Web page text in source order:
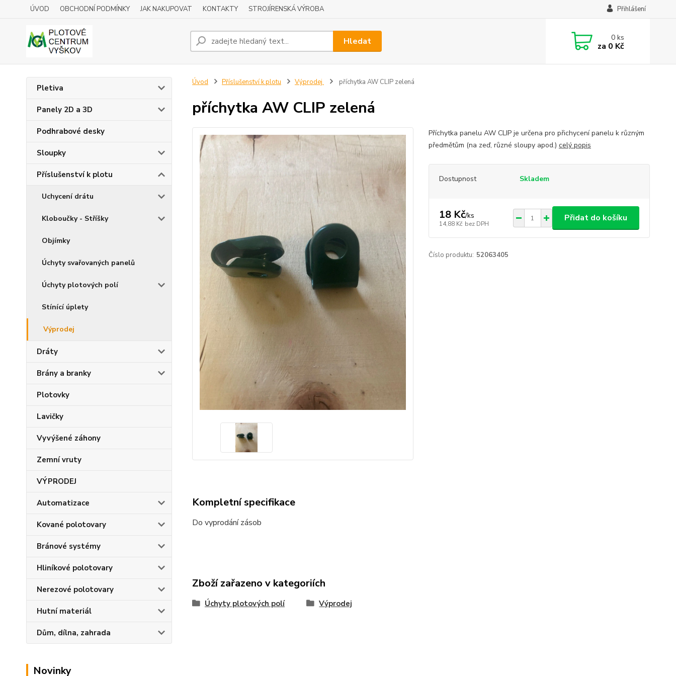
ÚVOD OBCHODNÍ PODMÍNKY JAK NAKUPOVAT KONTAKTY STROJÍRENSKÁ VÝROBA Přihlášení
Hledat 0ks
za 0 Kč
Pletiva
Panely 2D a 3D
Podhrabové desky
Sloupky
Příslušenství k plotu
Uchycení drátu
Kloboučky - Stříšky
Objímky
Úchyty svařovaných panelů
Úchyty plotových polí
Stínící úplety
Výprodej
Dráty
Brány a branky
Plotovky
Lavičky
Vyvýšené záhony
Zemní vruty
VÝPRODEJ
Automatizace
Kované polotovary
Bránové systémy
Hliníkové polotovary
Nerezové polotovary
Hutní materiál
Dům, dílna, zahrada
Novinky
Úvod Příslušenství k plotu Výprodej příchytka AW CLIP zelená
příchytka AW CLIP zelená
Příchytka panelu AW CLIP je určena pro přichycení panelu k různým
předmětům (na zeď, různé sloupy apod.) celý popis
Dostupnost Skladem
18 Kč/ks
14,88 Kč bez DPH
Přidat do košíku
Číslo produktu: 52063405
Kompletní specifikace
Do vyprodání zásob
Zboží zařazeno v kategoriích
Úchyty plotových polí Výprodej